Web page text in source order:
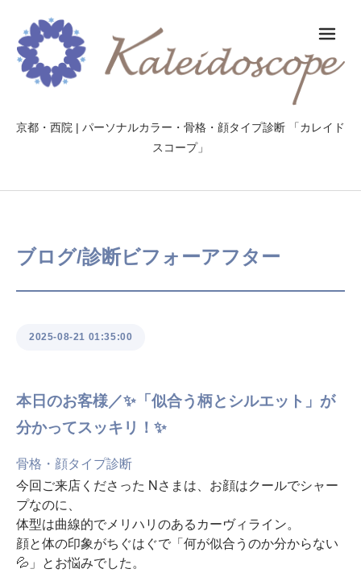
京都・西院 | パーソナルカラー・骨格・顔タイプ診断 「カレイド
スコープ」
ブログ/診断ビフォーアフター
2025-08-21 01:35:00
本日のお客様／✨「似合う柄とシルエット」が
分かってスッキリ！✨
骨格・顔タイプ診断
今回ご来店くださった Nさまは、お顔はクールでシャー
プなのに、
体型は曲線的でメリハリのあるカーヴィライン。
顔と体の印象がちぐはぐで「何が似合うのか分からない
💦」とお悩みでした。